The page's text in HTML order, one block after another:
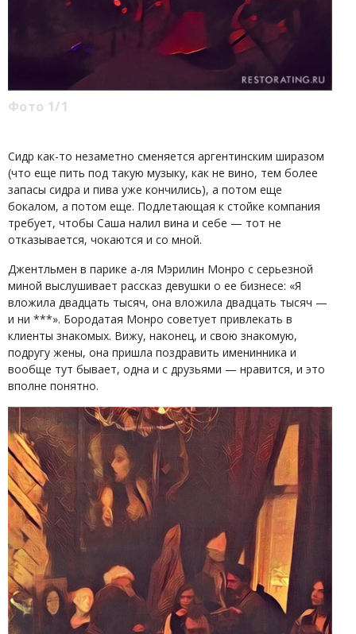
Фото 1/1
Сидр как-то незаметно сменяется аргентинским ширазом
(что еще пить под такую музыку, как не вино, тем более
запасы сидра и пива уже кончились), а потом еще
бокалом, а потом еще. Подлетающая к стойке компания
требует, чтобы Саша налил вина и себе — тот не
отказывается, чокаются и со мной.
Джентльмен в парике а-ля Мэрилин Монро с серьезной
миной выслушивает рассказ девушки о ее бизнесе: «Я
вложила двадцать тысяч, она вложила двадцать тысяч —
и ни ***». Бородатая Монро советует привлекать в
клиенты знакомых. Вижу, наконец, и свою знакомую,
подругу жены, она пришла поздравить именинника и
вообще тут бывает, одна и с друзьями — нравится, и это
вполне понятно.